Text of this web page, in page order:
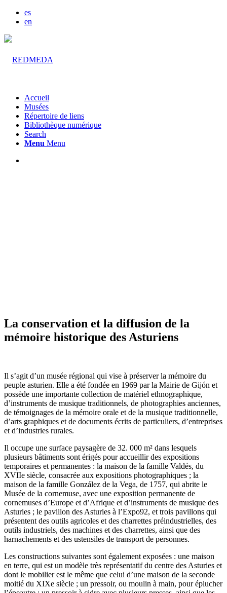
es
en
Accueil
Musées
Répertoire de liens
Bibliothèque numérique
Search
Menu Menu
La conservation et la diffusion de la
mémoire historique des Asturiens
Il s’agit d’un musée régional qui vise à préserver la mémoire du
peuple asturien. Elle a été fondée en 1969 par la Mairie de Gijón et
possède une importante collection de matériel ethnographique,
d’instruments de musique traditionnels, de photographies anciennes,
de témoignages de la mémoire orale et de la musique traditionnelle,
d’arts graphiques et de documents écrits de particuliers, d’entreprises
et d’industries rurales.
Il occupe une surface paysagère de 32. 000 m² dans lesquels
plusieurs bâtiments sont érigés pour accueillir des expositions
temporaires et permanentes : la maison de la famille Valdés, du
XVIIe siècle, consacrée aux expositions photographiques ; la
maison de la famille González de la Vega, de 1757, qui abrite le
Musée de la cornemuse, avec une exposition permanente de
cornemuses d’Europe et d’Afrique et d’instruments de musique des
Asturies ; le pavillon des Asturies à l’Expo92, et trois pavillons qui
présentent des outils agricoles et des charrettes préindustrielles, des
outils industriels, des machines et des charrettes, ainsi que des
harnachements et des ustensiles de transport de personnes.
Les constructions suivantes sont également exposées : une maison
en terre, qui est un modèle très représentatif du centre des Asturies et
dont le mobilier est le même que celui d’une maison de la seconde
moitié du XIXe siècle ; un pressoir, ou moulin à main, pour éplucher